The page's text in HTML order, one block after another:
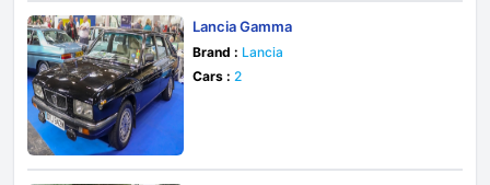
Lancia Gamma
Brand : Lancia
Cars : 2